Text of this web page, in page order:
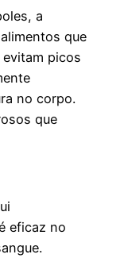
a
que
picos
no corpo.
que
eficaz no